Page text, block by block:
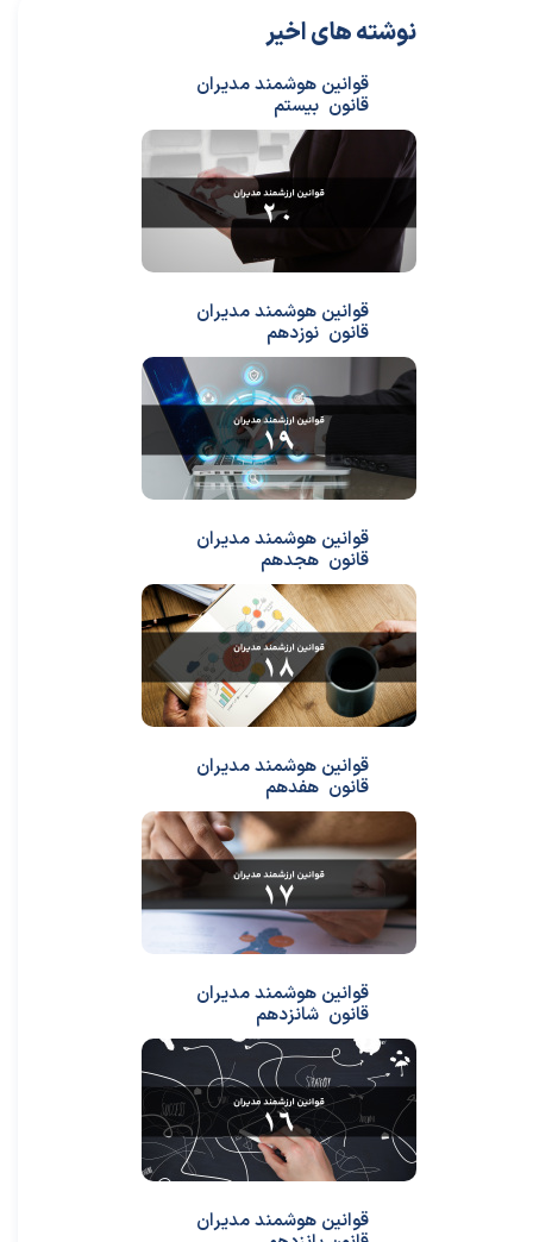
قوانین هوشمند مدیران
قانون بیستم
قوانین هوشمند مدیران
قانون نوزدهم
قوانین هوشمند مدیران
قانون هجدهم
قوانین هوشمند مدیران
قانون هفدهم
قوانین هوشمند مدیران
قانون شانزدهم
قوانین هوشمند مدیران
نوشته های اخیر